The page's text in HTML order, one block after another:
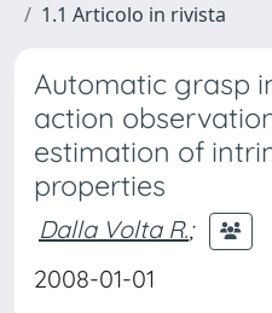
1.1 Articolo in rivista
Automatic grasp
action
estimation of
properties
Dalla Volta R.;
2008-01-01